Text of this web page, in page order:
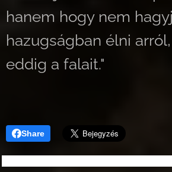
hanem hogy nem
hazugságban élni
eddig a falait."
Share